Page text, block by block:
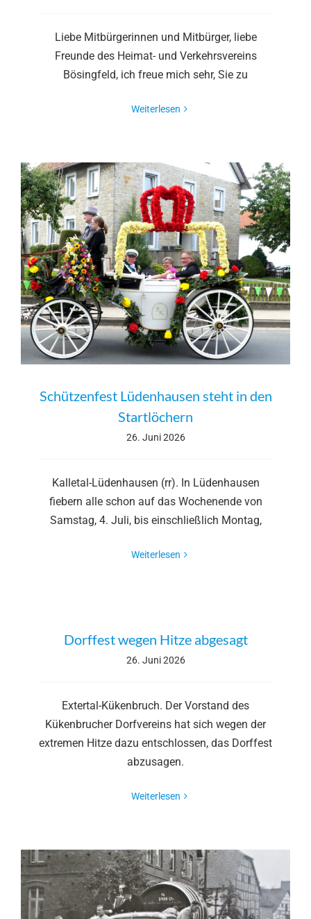
Liebe Mitbürgerinnen und Mitbürger, liebe
Freunde des Heimat- und Verkehrsvereins
Bösingfeld, ich freue mich sehr, Sie zu
Weiterlesen
Schützenfest Lüdenhausen steht in den
Startlöchern
26. Juni 2026
Kalletal-Lüdenhausen (rr). In Lüdenhausen
fiebern alle schon auf das Wochenende von
Samstag, 4. Juli, bis einschließlich Montag,
Weiterlesen
Dorffest wegen Hitze abgesagt
26. Juni 2026
Extertal-Kükenbruch. Der Vorstand des
Kükenbrucher Dorfvereins hat sich wegen der
extremen Hitze dazu entschlossen, das Dorffest
abzusagen.
Weiterlesen